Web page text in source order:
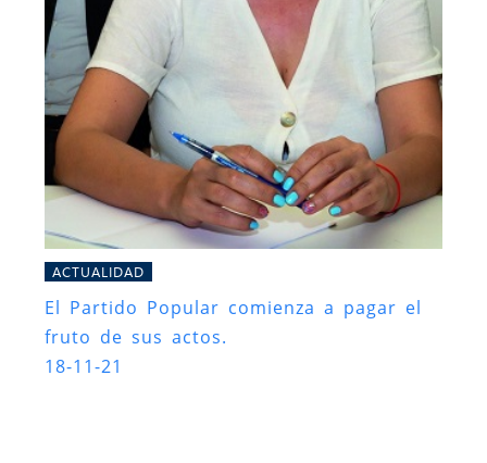
ACTUALIDAD
El Partido Popular comienza a pagar el
fruto de sus actos.
18-11-21